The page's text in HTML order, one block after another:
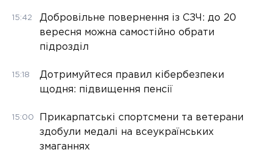
15:42
Добровільне повернення із СЗЧ: до 20
вересня можна самостійно обрати
підрозділ
15:18
Дотримуйтеся правил кібербезпеки
щодня: підвищення пенсії
15:00
Прикарпатські спортсмени та ветерани
здобули медалі на всеукраїнських
змаганнях